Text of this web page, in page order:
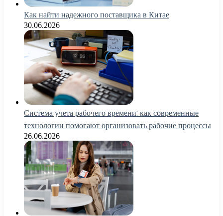
Как найти надежного поставщика в Китае
30.06.2026
Система учета рабочего времени: как современные
технологии помогают организовать рабочие процессы
26.06.2026